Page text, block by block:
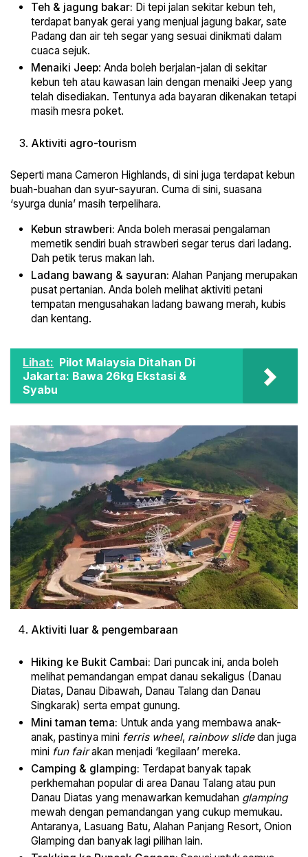
Teh & jagung bakar: Di tepi jalan sekitar kebun teh,
terdapat banyak gerai yang menjual jagung bakar, sate
Padang dan air teh segar yang sesuai dinikmati dalam
cuaca sejuk.
Menaiki Jeep: Anda boleh berjalan-jalan di sekitar
kebun teh atau kawasan lain dengan menaiki Jeep yang
telah disediakan. Tentunya ada bayaran dikenakan tetapi
masih mesra poket.
Aktiviti agro-tourism
Seperti mana Cameron Highlands, di sini juga terdapat kebun
buah-buahan dan syur-sayuran. Cuma di sini, suasana
‘syurga dunia’ masih terpelihara.
Kebun strawberi: Anda boleh merasai pengalaman
memetik sendiri buah strawberi segar terus dari ladang.
Dah petik terus makan lah.
Ladang bawang & sayuran: Alahan Panjang merupakan
pusat pertanian. Anda boleh melihat aktiviti petani
tempatan mengusahakan ladang bawang merah, kubis
dan kentang.
Lihat: Pilot Malaysia Ditahan Di
Jakarta: Bawa 26kg Ekstasi &
Syabu
Aktiviti luar & pengembaraan
Hiking ke Bukit Cambai: Dari puncak ini, anda boleh
melihat pemandangan empat danau sekaligus (Danau
Diatas, Danau Dibawah, Danau Talang dan Danau
Singkarak) serta empat gunung.
Mini taman tema: Untuk anda yang membawa anak-
anak, pastinya mini ferris wheel, rainbow slidedan juga
mini fun fairakan menjadi ‘kegilaan’ mereka.
Camping & glamping: Terdapat banyak tapak
perkhemahan popular di area Danau Talang atau pun
Danau Diatas yang menawarkan kemudahan glamping
mewah dengan pemandangan yang cukup memukau.
Antaranya, Lasuang Batu, Alahan Panjang Resort, Onion
Glamping dan banyak lagi pilihan lain.